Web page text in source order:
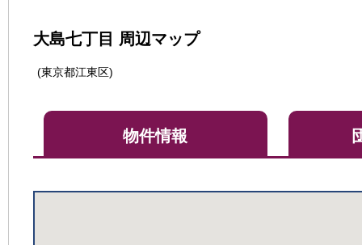
大島七丁目 周辺マップ
(東京都江東区)
物件情報